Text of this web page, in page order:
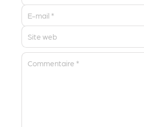
Commentaire *
E-mail *
Site web